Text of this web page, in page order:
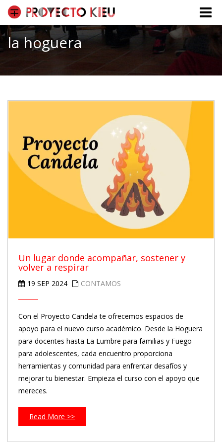
Toggle
la hoguera
Un lugar donde acompañar, sostener y
volver a respirar
19 SEP 2024 CONTAMOS
Con el Proyecto Candela te ofrecemos espacios de
apoyo para el nuevo curso académico. Desde la Hoguera
para docentes hasta La Lumbre para familias y Fuego
para adolescentes, cada encuentro proporciona
herramientas y comunidad para enfrentar desafíos y
mejorar tu bienestar. Empieza el curso con el apoyo que
mereces.
Read More >>